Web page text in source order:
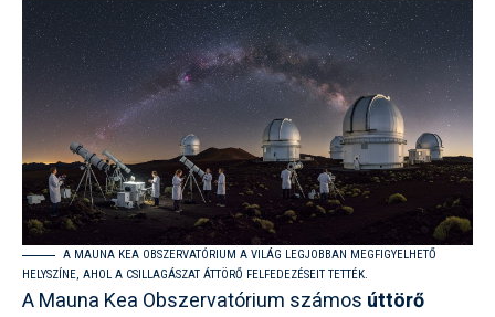
A MAUNA KEA OBSZERVATÓRIUM A VILÁG LEGJOBBAN MEGFIGYELHETŐ
HELYSZÍNE, AHOL A CSILLAGÁSZAT ÁTTÖRŐ FELFEDEZÉSEIT TETTÉK.
A Mauna Kea Obszervatórium számos úttörő